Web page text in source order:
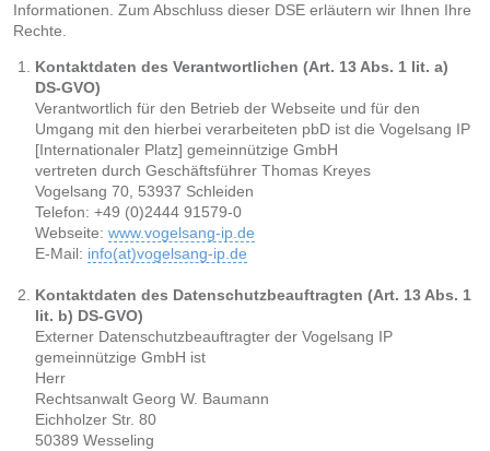
Informationen. Zum Abschluss dieser DSE erläutern wir Ihnen Ihre
Rechte.
Kontaktdaten des Verantwortlichen (Art. 13 Abs. 1 lit. a)
DS-GVO)
Verantwortlich für den Betrieb der Webseite und für den
Umgang mit den hierbei verarbeiteten pbD ist die Vogelsang IP
[Internationaler Platz] gemeinnützige GmbH
vertreten durch Geschäftsführer Thomas Kreyes
Vogelsang 70, 53937 Schleiden
Telefon: +49 (0)2444 91579-0
Webseite: www.vogelsang-ip.de
E-Mail: info(at)vogelsang-ip.de
Kontaktdaten des Datenschutzbeauftragten (Art. 13 Abs. 1
lit. b) DS-GVO)
Externer Datenschutzbeauftragter der Vogelsang IP
gemeinnützige GmbH ist
Herr
Rechtsanwalt Georg W. Baumann
Eichholzer Str. 80
50389 Wesseling